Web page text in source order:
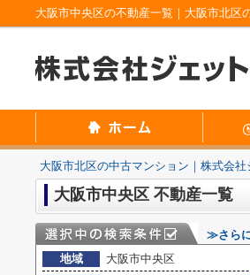
大阪市中央区の不動産一覧｜大阪市北区
大阪市北区の中古マンション｜株式会
大阪市中央区 不動産一覧
≫さら
地域
大阪市中央区